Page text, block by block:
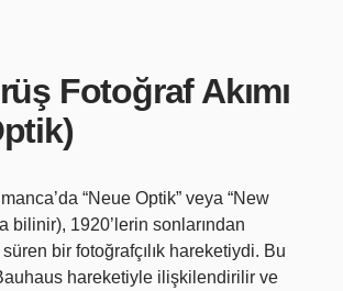
Fotoğraf Akımı
“Neue Optik” veya “New
bilinir), 1920’lerin sonlarından
bir fotoğrafçılık hareketiydi. Bu
hareketiyle ilişkilendirilir ve